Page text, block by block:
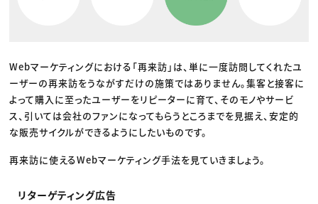
Webマーケティングにおける「再来訪」は、単に一度訪問してくれたユ
ーザーの再来訪をうながすだけの施策ではありません。集客と接客に
よって購入に至ったユーザーをリピーターに育て、そのモノやサービ
ス、引いては会社のファンになってもらうところまでを見据え、安定的
な販売サイクルができるようにしたいものです。
再来訪に使えるWebマーケティング手法を見ていきましょう。
リターゲティング広告